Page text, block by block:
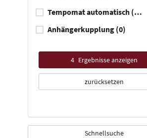
Tempomat automatisch (ACC)
Anhängerkupplung (0)
4 Ergebnisse anzeigen
zurücksetzen
Schnellsuche